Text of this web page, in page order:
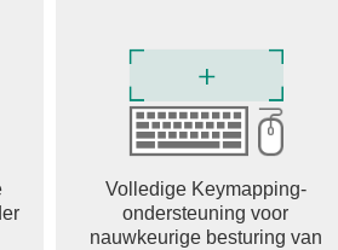
Volledige Keymapping-
ondersteuning voor
nauwkeurige besturing van